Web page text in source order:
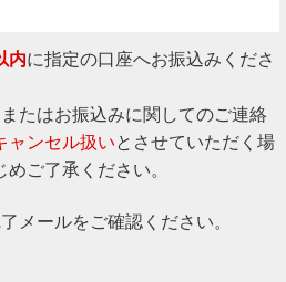
内に指定の口座へお振込みくださ
たはお振込みに関してのご連絡
ャンセル扱いとさせていただく場
ご了承ください。
メールをご確認ください。